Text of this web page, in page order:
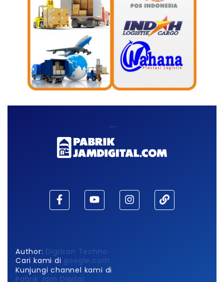
Author: Digitron Techno
Cari kami di google.com
Kunjungi channel kami di
Pabrik Jam Digital